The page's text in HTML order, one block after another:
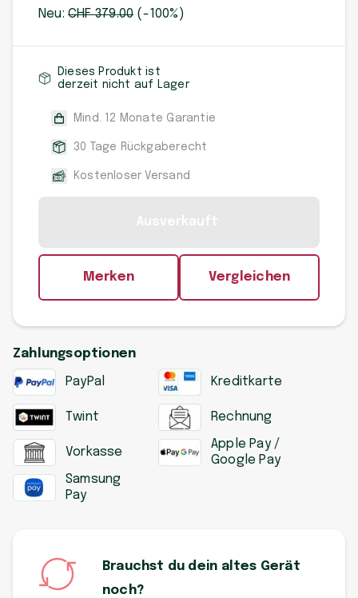
Neu:CHF379.00 (-100%)
Dieses Produkt ist
derzeit nicht auf Lager
Mind. 12 Monate Garantie
30 Tage Rückgaberecht
Kostenloser Versand
Merken Vergleichen
Zahlungsoptionen
PayPal Kreditkarte
Twint Rechnung
Vorkasse
Apple Pay /
Google Pay
Samsung
Pay
Brauchst du dein altes Gerät
noch?